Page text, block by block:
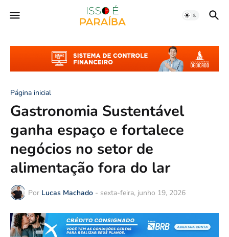
Página inicial
Gastronomia Sustentável
ganha espaço e fortalece
negócios no setor de
alimentação fora do lar
Por Lucas Machado - sexta-feira, junho 19, 2026